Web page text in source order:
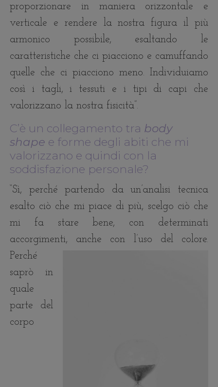
proporzionare in maniera orizzontale e
verticale e rendere la nostra figura il più
armonico possibile, esaltando le
caratteristiche che ci piacciono e camuffando
quelle che ci piacciono meno. Individuiamo
così i tagli, i tessuti e i tipi di capi che
valorizzano la nostra fisicità”.
C’è un collegamento tra body
shape e forme degli abiti che mi
valorizzano e quindi con la
soddisfazione personale?
“Sì, perché partendo da un’analisi tecnica
esalto ciò che mi piace di più, scelgo ciò che
mi fa stare bene, con determinati
accorgimenti, anche con l’uso del colore.
Perché
saprò in
quale
parte del
corpo